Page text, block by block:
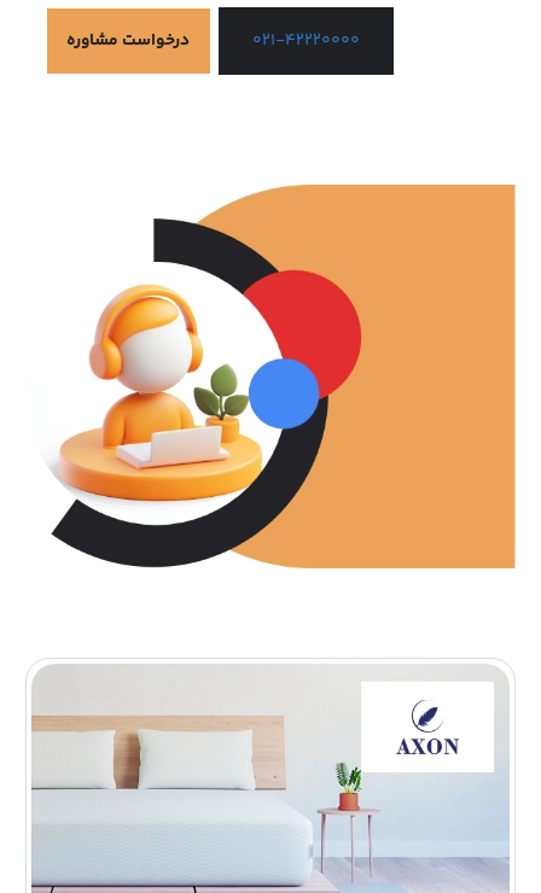
021-42220000 درخواست مشاوره